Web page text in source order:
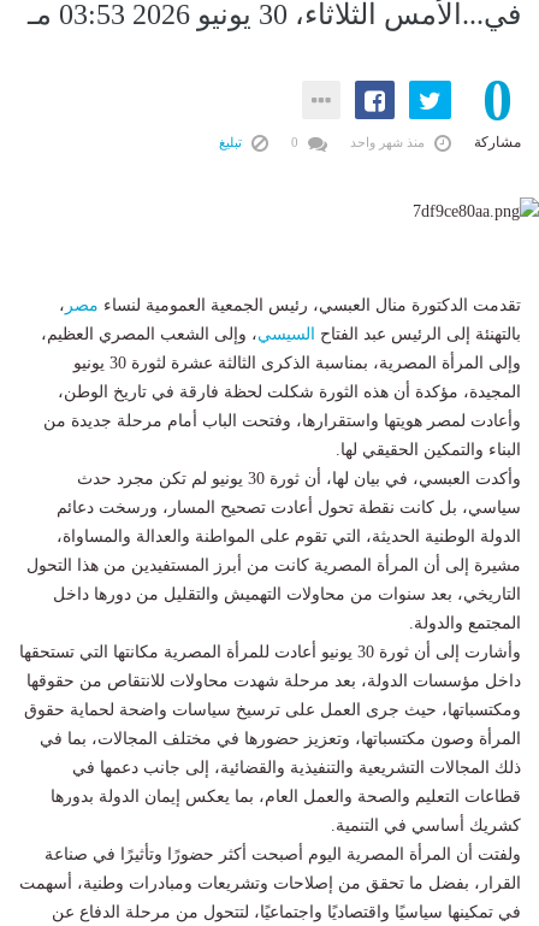
في...الأمس الثلاثاء، 30 يونيو 2026 03:53 مـ
0
مشاركة منذ شهر واحد تبليغ
تقدمت الدكتورة منال العبسي، رئيس الجمعية العمومية لنساء مصر ،
بالتهنئة إلى الرئيس عبد الفتاح السيسي، وإلى الشعب المصري العظيم،
وإلى المرأة المصرية، بمناسبة الذكرى الثالثة عشرة لثورة 30 يونيو
المجيدة، مؤكدة أن هذه الثورة شكلت لحظة فارقة في تاريخ الوطن،
وأعادت لمصر هويتها واستقرارها، وفتحت الباب أمام مرحلة جديدة من
البناء والتمكين الحقيقي لها.
وأكدت العبسي، في بيان لها، أن ثورة 30 يونيو لم تكن مجرد حدث
سياسي، بل كانت نقطة تحول أعادت تصحيح المسار، ورسخت دعائم
الدولة الوطنية الحديثة، التي تقوم على المواطنة والعدالة والمساواة،
مشيرة إلى أن المرأة المصرية كانت من أبرز المستفيدين من هذا التحول
التاريخي، بعد سنوات من محاولات التهميش والتقليل من دورها داخل
المجتمع والدولة.
وأشارت إلى أن ثورة 30 يونيو أعادت للمرأة المصرية مكانتها التي تستحقها
داخل مؤسسات الدولة، بعد مرحلة شهدت محاولات للانتقاص من حقوقها
ومكتسباتها، حيث جرى العمل على ترسيخ سياسات واضحة لحماية حقوق
المرأة وصون مكتسباتها، وتعزيز حضورها في مختلف المجالات، بما في
ذلك المجالات التشريعية والتنفيذية والقضائية، إلى جانب دعمها في
قطاعات التعليم والصحة والعمل العام، بما يعكس إيمان الدولة بدورها
كشريك أساسي في التنمية.
ولفتت أن المرأة المصرية اليوم أصبحت أكثر حضورًا وتأثيرًا في صناعة
القرار، بفضل ما تحقق من إصلاحات وتشريعات ومبادرات وطنية، أسهمت
في تمكينها سياسيًا واقتصاديًا واجتماعيًا، لتتحول من مرحلة الدفاع عن